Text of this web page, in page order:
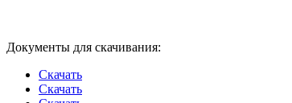
Документы для скачивания:
Скачать
Скачать